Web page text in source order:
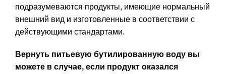
подразумеваются продукты, имеющие нормальный
внешний вид и изготовленные в соответствии с
действующими стандартами.
Вернуть питьевую бутилированную воду вы
можете в случае, если продукт оказался